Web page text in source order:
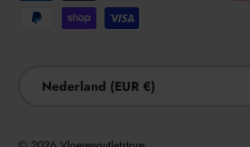
Nederland (EUR €)